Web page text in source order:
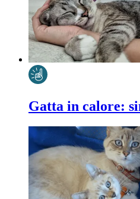
Gatta in calore: